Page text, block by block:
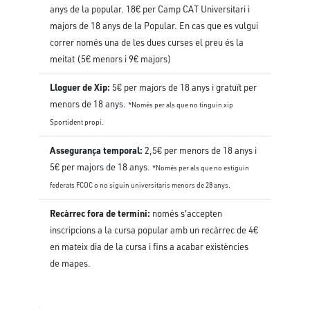
anys de la popular. 18€ per Camp CAT Universitari i
majors de 18 anys de la Popular. En cas que es vulgui
correr només una de les dues curses el preu és la
meitat (5€ menors i 9€ majors)
Lloguer de Xip: 5€ per majors de 18 anys i gratuït per
menors de 18 anys.*Només per als que no tinguin xip
Sportident propi.
Assegurança temporal: 2,5€ per menors de 18 anys i
5€ per majors de 18 anys.*Només per als que no estiguin
federats FCOC o no siguin universitaris menors de 28 anys.
Recàrrec fora de termini: només s'accepten
inscripcions a la cursa popular amb un recàrrec de 4€
en mateix dia de la cursa i fins a acabar existències
de mapes.
.